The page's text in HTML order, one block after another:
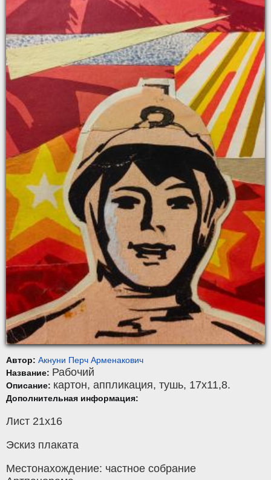
Автор: Акнуни Перч Арменакович
Название: Рабочий
Описание: картон, аппликация, тушь, 17x11,8.
Дополнительная информация:
Лист 21х16
Эскиз плаката
Местонахождение: частное собрание